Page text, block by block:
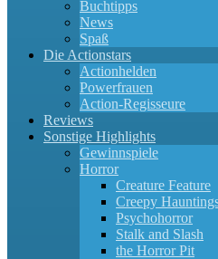
Buchtipps
News
Spaß
Die Actionstars
Actionhelden
Powerfrauen
Action-Regisseure
Reviews
Sonstige Highlights
Gewinnspiele
Horror
Creature Feature
Creepy
Psychohorror
Stalk and Slash
the Horror Pit